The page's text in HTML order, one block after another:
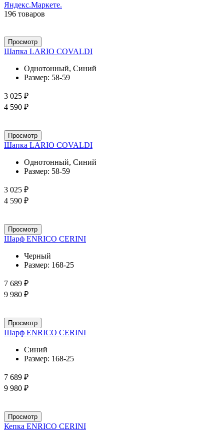
196 товаров
Просмотр
Шапка LARIO COVALDI
Однотонный, Синий
Размер: 58-59
3 025 ₽
4 590 ₽
Просмотр
Шапка LARIO COVALDI
Однотонный, Синий
Размер: 58-59
3 025 ₽
4 590 ₽
Просмотр
Шарф ENRICO CERINI
Черный
Размер: 168-25
7 689 ₽
9 980 ₽
Просмотр
Шарф ENRICO CERINI
Синий
Размер: 168-25
7 689 ₽
9 980 ₽
Просмотр
Кепка ENRICO CERINI